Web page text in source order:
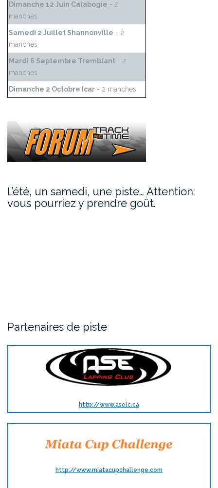
Dimanche 12 Juin Calabogie - 2
manches
Samedi 2 Juillet Shannonville - 2
manches
Mardi 6 Septembre Tremblant - 2
manches
Dimanche 2 Octobre Icar - 2 manches
L’été, un samedi, une piste… Attention:
vous pourriez y prendre goût.
Partenaires de piste
http://www.aselc.ca
http://www.miatacupchallenge.com